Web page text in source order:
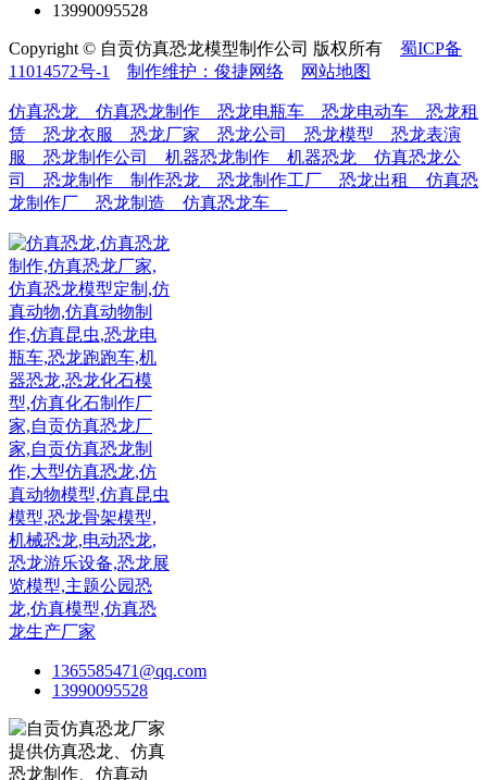
13990095528
Copyright © 自贡仿真恐龙模型制作公司 版权所有 蜀ICP备
11014572号-1
制作维护：俊捷网络 网站地图
仿真恐龙 仿真恐龙制作 恐龙电瓶车 恐龙电动车 恐龙租
赁 恐龙衣服 恐龙厂家 恐龙公司 恐龙模型 恐龙表演
服 恐龙制作公司 机器恐龙制作 机器恐龙 仿真恐龙公
司 恐龙制作 制作恐龙 恐龙制作工厂 恐龙出租 仿真恐
龙制作厂 恐龙制造 仿真恐龙车
1365585471@qq.com
13990095528